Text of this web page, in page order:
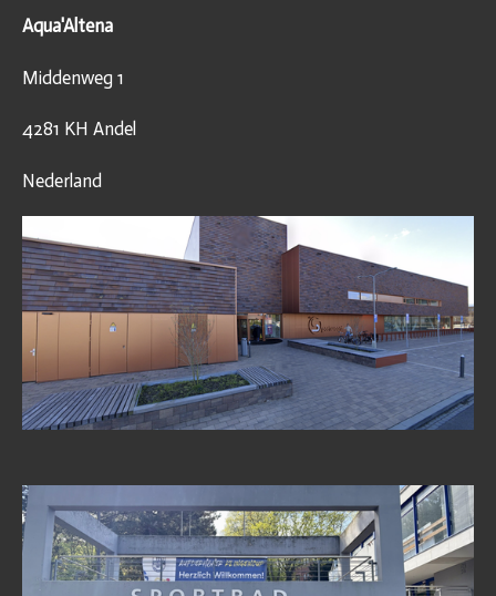
Aqua'Altena
Middenweg 1
4281 KH Andel
Nederland